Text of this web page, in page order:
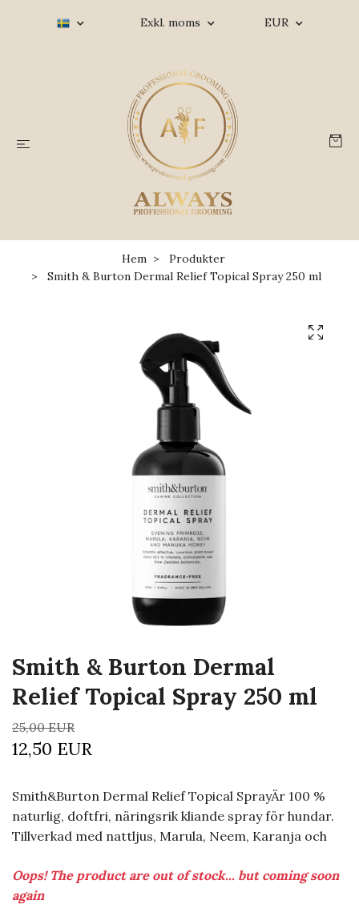
Exkl. moms EUR
Hem
Produkter
Smith & Burton Dermal Relief Topical Spray 250 ml
Smith & Burton Dermal
Relief Topical Spray 250 ml
25,00 EUR
12,50 EUR
Smith&Burton Dermal Relief Topical SprayÄr 100 %
naturlig, doftfri, näringsrik kliande spray för hundar.
Tillverkad med nattljus, Marula, Neem, Karanja och
Oops! The product are out of stock... but coming soon
again